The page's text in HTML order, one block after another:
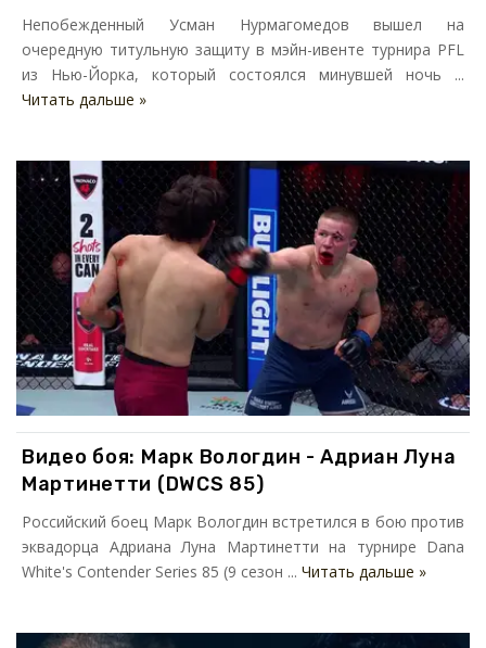
Непобежденный Усман Нурмагомедов вышел на
очередную титульную защиту в мэйн-ивенте турнира PFL
из Нью-Йорка, который состоялся минувшей ночь ...
Читать дальше »
Видео боя: Марк Вологдин - Адриан Луна
Мартинетти (DWCS 85)
Российский боец Марк Вологдин встретился в бою против
эквадорца Адриана Луна Мартинетти на турнире Dana
White's Contender Series 85 (9 сезон ... Читать дальше »